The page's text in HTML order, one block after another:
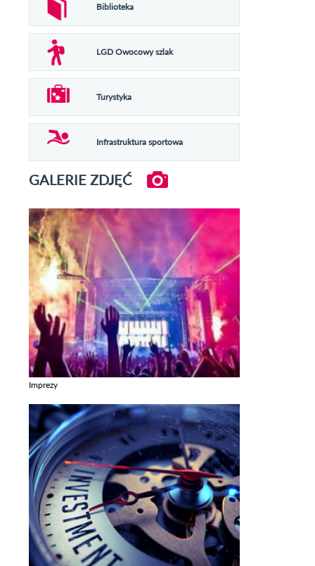
Biblioteka
LGD Owocowy szlak
Turystyka
Infrastruktura sportowa
GALERIE ZDJĘĆ
Imprezy